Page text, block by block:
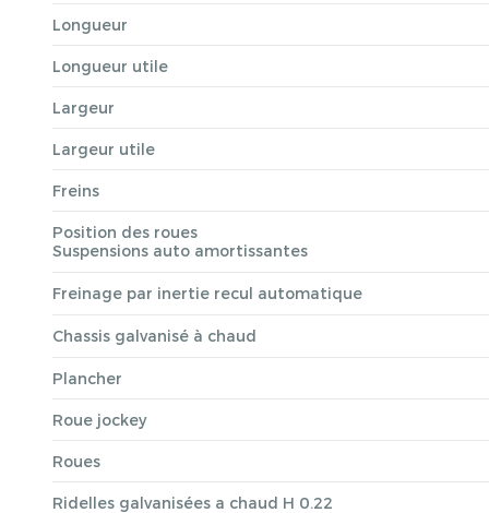
Longueur
Longueur utile
Largeur
Largeur utile
Freins
Position des roues
Suspensions auto amortissantes
Freinage par inertie recul automatique
Chassis galvanisé à chaud
Plancher
Roue jockey
Roues
Ridelles galvanisées a chaud H 0.22